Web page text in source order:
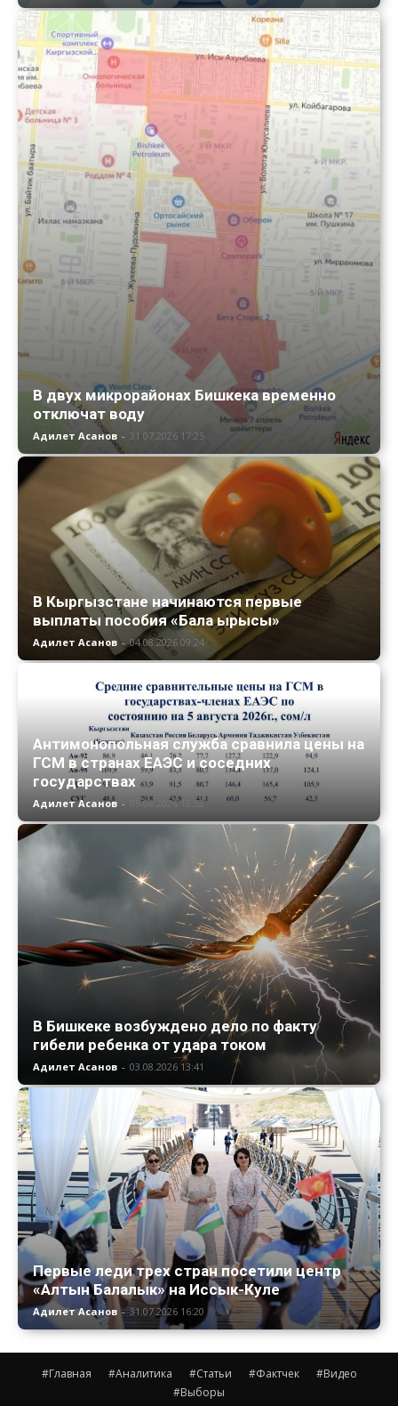
В двух микрорайонах Бишкека временно
отключат воду
Адилет Асанов - 31.07.2026 17:25
В Кыргызстане начинаются первые
выплаты пособия «Бала ырысы»
Адилет Асанов - 04.08.2026 09:24
Антимонопольная служба сравнила цены на
ГСМ в странах ЕАЭС и соседних
государствах
Адилет Асанов - 05.08.2026 12:52
В Бишкеке возбуждено дело по факту
гибели ребенка от удара током
Адилет Асанов - 03.08.2026 13:41
Первые леди трех стран посетили центр
«Алтын Балалык» на Иссык-Куле
Адилет Асанов - 31.07.2026 16:20
#Главная #Аналитика #Статьи #Фактчек
#Видео
#Выборы